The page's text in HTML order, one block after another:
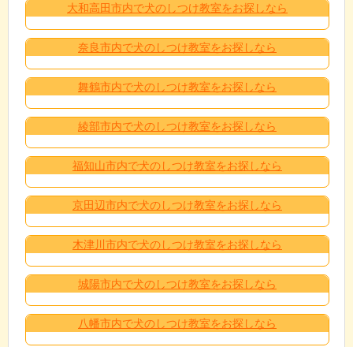
大和高田市内で犬のしつけ教室をお探しなら
奈良市内で犬のしつけ教室をお探しなら
舞鶴市内で犬のしつけ教室をお探しなら
綾部市内で犬のしつけ教室をお探しなら
福知山市内で犬のしつけ教室をお探しなら
京田辺市内で犬のしつけ教室をお探しなら
木津川市内で犬のしつけ教室をお探しなら
城陽市内で犬のしつけ教室をお探しなら
八幡市内で犬のしつけ教室をお探しなら